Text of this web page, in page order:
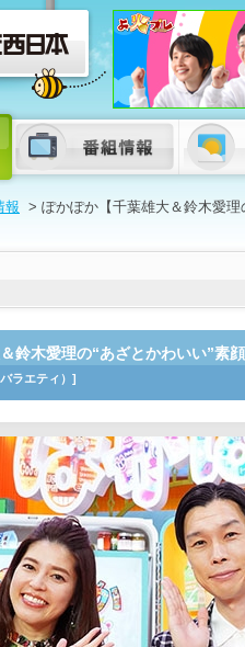
報 > ぽかぽか【千葉雄大＆鈴木愛
鈴木愛理の“あざとかわいい”素
ラエティ）]